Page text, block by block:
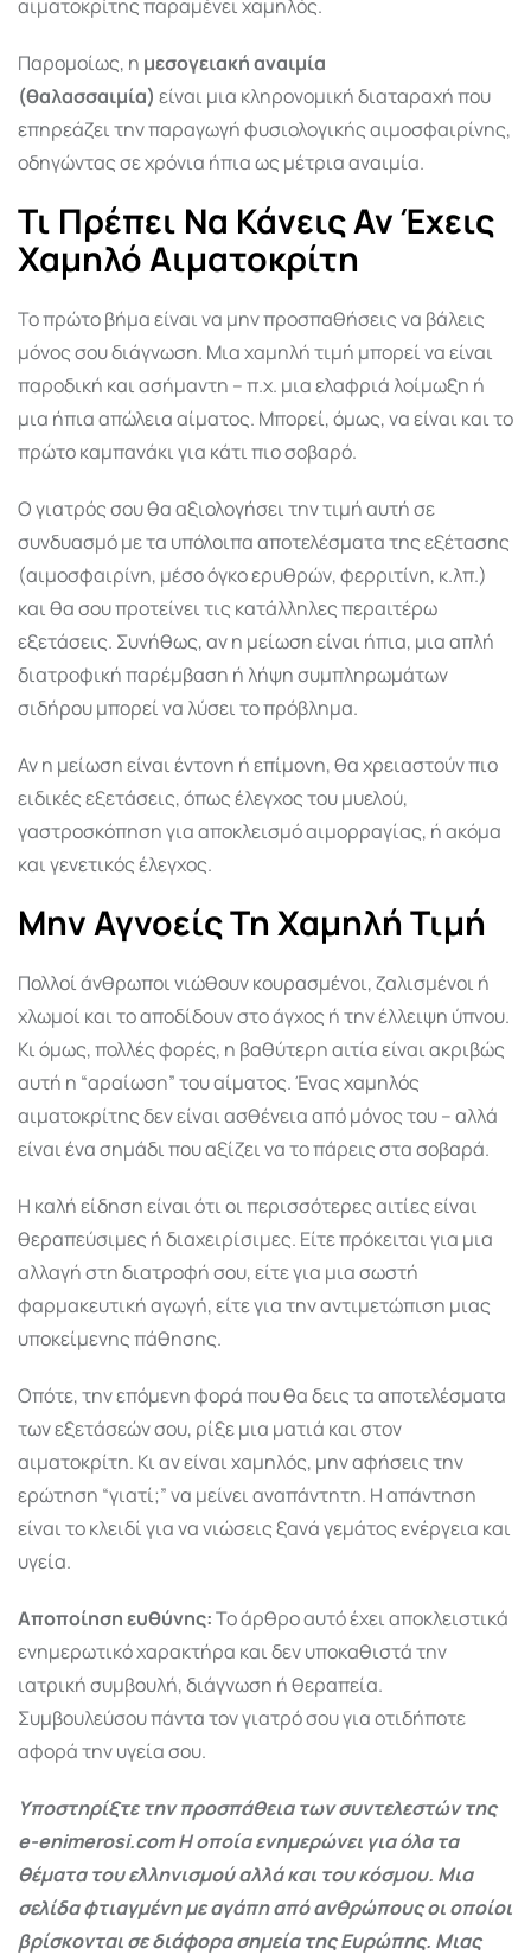
αιματοκρίτης παραμένει χαμηλός.
Παρομοίως, η μεσογειακή αναιμία
(θαλασσαιμία) είναι μια κληρονομική διαταραχή που
επηρεάζει την παραγωγή φυσιολογικής αιμοσφαιρίνης,
οδηγώντας σε χρόνια ήπια ως μέτρια αναιμία.
Τι Πρέπει Να Κάνεις Αν Έχεις
Χαμηλό Αιματοκρίτη
Το πρώτο βήμα είναι να μην προσπαθήσεις να βάλεις
μόνος σου διάγνωση. Μια χαμηλή τιμή μπορεί να είναι
παροδική και ασήμαντη – π.χ. μια ελαφριά λοίμωξη ή
μια ήπια απώλεια αίματος. Μπορεί, όμως, να είναι και το
πρώτο καμπανάκι για κάτι πιο σοβαρό.
Ο γιατρός σου θα αξιολογήσει την τιμή αυτή σε
συνδυασμό με τα υπόλοιπα αποτελέσματα της εξέτασης
(αιμοσφαιρίνη, μέσο όγκο ερυθρών, φερριτίνη, κ.λπ.)
και θα σου προτείνει τις κατάλληλες περαιτέρω
εξετάσεις. Συνήθως, αν η μείωση είναι ήπια, μια απλή
διατροφική παρέμβαση ή λήψη συμπληρωμάτων
σιδήρου μπορεί να λύσει το πρόβλημα.
Αν η μείωση είναι έντονη ή επίμονη, θα χρειαστούν πιο
ειδικές εξετάσεις, όπως έλεγχος του μυελού,
γαστροσκόπηση για αποκλεισμό αιμορραγίας, ή ακόμα
και γενετικός έλεγχος.
Μην Αγνοείς Τη Χαμηλή Τιμή
Πολλοί άνθρωποι νιώθουν κουρασμένοι, ζαλισμένοι ή
χλωμοί και το αποδίδουν στο άγχος ή την έλλειψη ύπνου.
Κι όμως, πολλές φορές, η βαθύτερη αιτία είναι ακριβώς
αυτή η “αραίωση” του αίματος. Ένας χαμηλός
αιματοκρίτης δεν είναι ασθένεια από μόνος του – αλλά
είναι ένα σημάδι που αξίζει να το πάρεις στα σοβαρά.
Η καλή είδηση είναι ότι οι περισσότερες αιτίες είναι
θεραπεύσιμες ή διαχειρίσιμες. Είτε πρόκειται για μια
αλλαγή στη διατροφή σου, είτε για μια σωστή
φαρμακευτική αγωγή, είτε για την αντιμετώπιση μιας
υποκείμενης πάθησης.
Οπότε, την επόμενη φορά που θα δεις τα αποτελέσματα
των εξετάσεών σου, ρίξε μια ματιά και στον
αιματοκρίτη. Κι αν είναι χαμηλός, μην αφήσεις την
ερώτηση “γιατί;” να μείνει αναπάντητη. Η απάντηση
είναι το κλειδί για να νιώσεις ξανά γεμάτος ενέργεια και
υγεία.
Αποποίηση ευθύνης:Το άρθρο αυτό έχει αποκλειστικά
ενημερωτικό χαρακτήρα και δεν υποκαθιστά την
ιατρική συμβουλή, διάγνωση ή θεραπεία.
Συμβουλεύσου πάντα τον γιατρό σου για οτιδήποτε
αφορά την υγεία σου.
Υποστηρίξτε την προσπάθεια των συντελεστών της
e-enimerosi.com Η οποία ενημερώνει για όλα τα
θέματα του ελληνισμού αλλά και του κόσμου. Μια
σελίδα φτιαγμένη με αγάπη από ανθρώπους οι οποίοι
βρίσκονται σε διάφορα σημεία της Ευρώπης. Μιας